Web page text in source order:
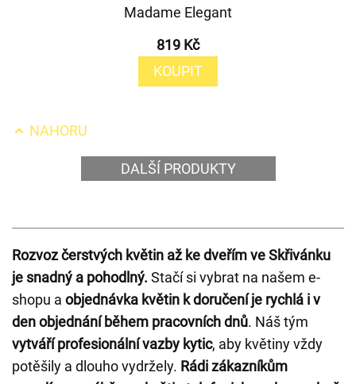
Madame Elegant
819 Kč
KOUPIT
NAHORU
DALŠÍ PRODUKTY
Rozvoz čerstvých květin až ke dveřím ve Skřivánku
je snadný a pohodlný. Stačí si vybrat na našem e-
shopu a objednávka květin k doručení je rychlá i v
den objednání během pracovních dnů. Náš tým
vytváří profesionální vazby kytic, aby květiny vždy
potěšily a dlouho vydržely. Rádi zákazníkům